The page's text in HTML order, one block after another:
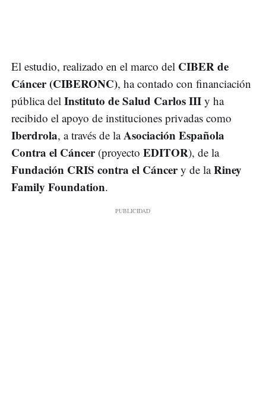
El estudio, realizado en el marco del CIBER de
Cáncer (CIBERONC), ha contado con financiación
pública del Instituto de Salud Carlos III y ha
recibido el apoyo de instituciones privadas como
Iberdrola, a través de laAsociación Española
Contra el Cáncer(proyecto EDITOR), de la
Fundación CRIS contra el Cáncery de laRiney
Family Foundation.